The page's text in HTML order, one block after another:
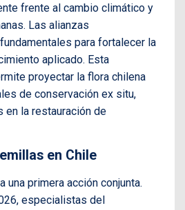
frente al cambio climático y
Las alianzas
para fortalecer la
aplicado. Esta
proyectar la flora chilena
de conservación ex situ,
en la restauración de
en Chile
una primera acción conjunta.
especialistas del